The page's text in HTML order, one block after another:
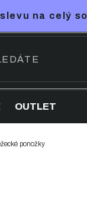
na celý
OUTLET
ponožky